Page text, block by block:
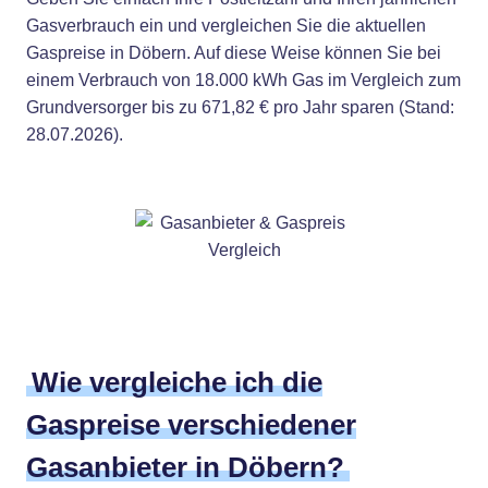
Gasverbrauch ein und vergleichen Sie die aktuellen
Gaspreise in Döbern. Auf diese Weise können Sie bei
einem Verbrauch von 18.000 kWh Gas im Vergleich zum
Grundversorger bis zu 671,82 € pro Jahr sparen (Stand:
28.07.2026).
Wie vergleiche ich die
Gaspreise verschiedener
Gasanbieter in Döbern?